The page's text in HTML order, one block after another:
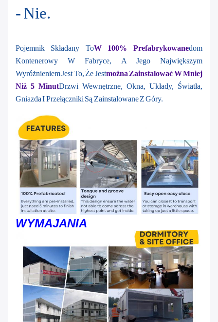
- Nie.
Pojemnik Składany ToW 100% PrefabrykowaneDom
Kontenerowy W Fabryce, A Jego Największym
Wyróżnieniem Jest To, Że JestMożna Zainstalować W Mniej
Niż 5 MinutDrzwi Wewnętrzne, Okna, Układy, Światła,
Gniazda I Przełączniki Są Zainstalowane Z Góry.
WYMAJANIA